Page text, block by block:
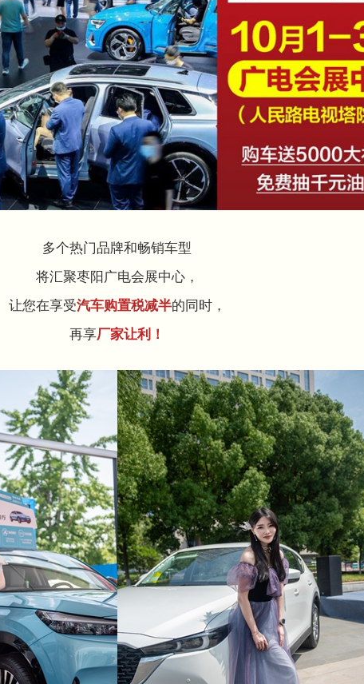
多个热门品牌和畅销车型
将汇聚枣阳广电会展中心，
让您在享受汽车购置税减半的同时，
再享厂家让利！